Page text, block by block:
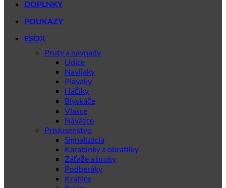
DOPLNKY
POUKAZY
ESOX
Pruty a navnady
Udice
Navijaky
Plaváky
Háčiky
Blyskáče
Vlasce
Náväzce
Prislusenstvo
Signalizácia
Karabinky a obratlíky
Záťaže a broky
Podberáky
Krabice